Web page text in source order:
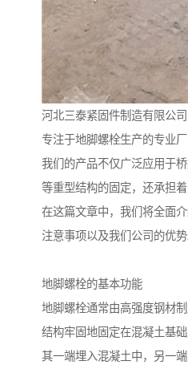
河北三泰紧固件制造有限公
专注于地脚螺栓生产的专业厂
我们的产品不仅广泛应用于
等重型结构的固定，还承担
在这篇文章中，我们将全面
注意事项以及我们公司的优势
地脚螺栓的基本功能
地脚螺栓通常由高强度钢材
结构牢固地固定在混凝土基础
其一端埋入混凝土中，另一